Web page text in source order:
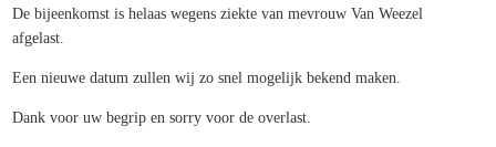
De bijeenkomst is helaas wegens ziekte van mevrouw Van Weezel
afgelast.
Een nieuwe datum zullen wij zo snel mogelijk bekend maken.
Dank voor uw begrip en sorry voor de overlast.